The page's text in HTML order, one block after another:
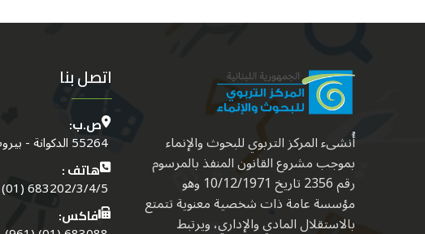
أُنشىء المركز التربوي للبحوث والإنماء
بموجب مشروع القانون المنفذ بالمرسوم
رقم 2356 تاريخ 10/12/1971 وهو
مؤسسة عامة ذات شخصية معنوية تتمتع
بالاستقلال المادي والإداري، ويرتبط
اتصل بنا
ص.ب:
55264 الدكوانة - بيروت - لبنــان
هاتف :
683202/3/4/5 (01) (961)
فاكس: